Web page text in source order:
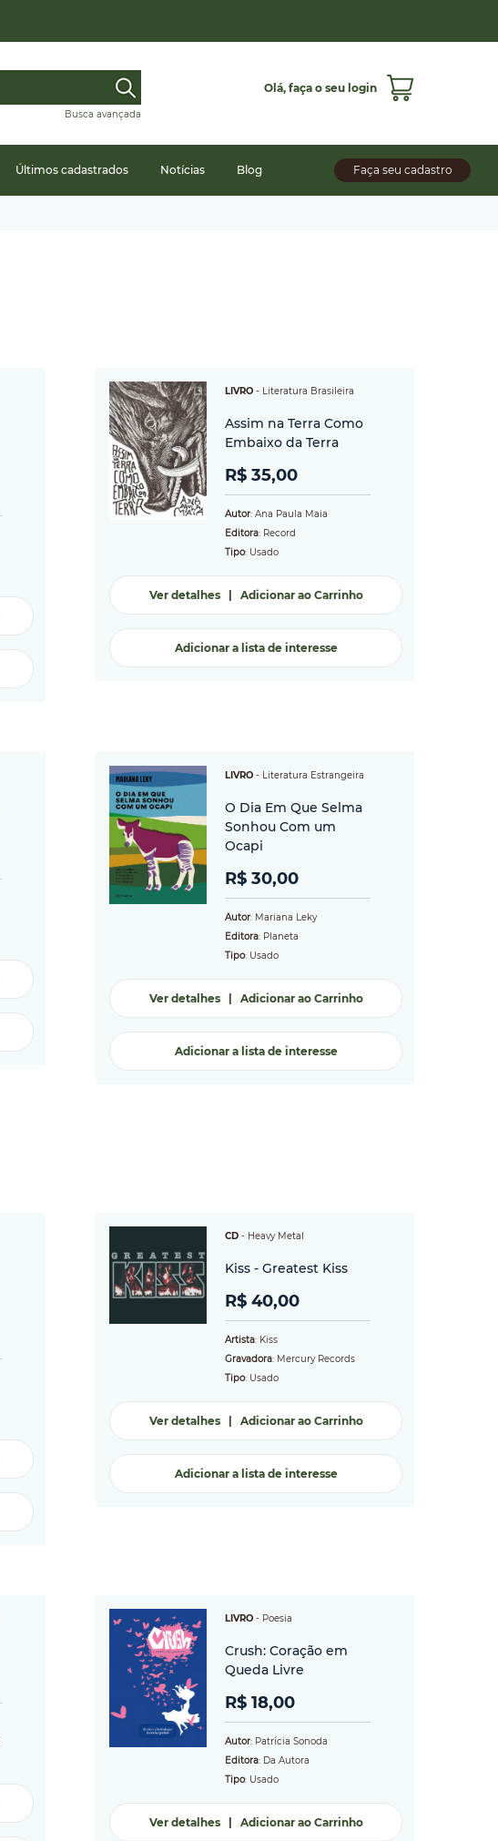
Busca avançada
Olá, faça o seu login
Faça seu cadastro
Últimos cadastrados Notícias Blog
LIVRO - Literatura Brasileira
Assim na Terra Como
Embaixo da Terra
R$ 35,00
Autor: Ana Paula Maia
Editora: Record
Tipo: Usado
Ver detalhes| Adicionar ao Carrinho
Adicionar a lista de interesse
LIVRO - Literatura Estrangeira
O Dia Em Que Selma
Sonhou Com um
Ocapi
R$ 30,00
Autor: Mariana Leky
Editora: Planeta
Tipo: Usado
Ver detalhes| Adicionar ao Carrinho
Adicionar a lista de interesse
CD - Heavy Metal
Kiss - Greatest Kiss
R$ 40,00
Artista: Kiss
Gravadora: Mercury Records
Tipo: Usado
Ver detalhes| Adicionar ao Carrinho
Adicionar a lista de interesse
LIVRO - Poesia
Crush: Coração em
Queda Livre
R$ 18,00
Autor: Patrícia Sonoda
Editora: Da Autora
Tipo: Usado
Ver detalhes| Adicionar ao Carrinho